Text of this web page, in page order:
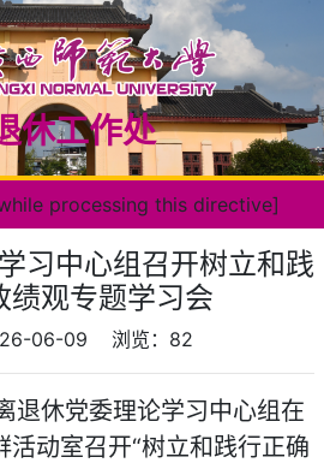
休工作处
processing this directive]
习中心组召开树立和践
绩观专题学习会
06-09 浏览： 82
退休党委理论学习中心组在
活动室召开“树立和践行正确